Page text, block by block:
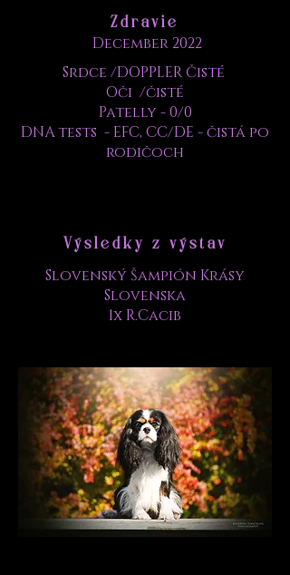
Zdravie
December 2022
Srdce /DOPPLER Čisté
Oči /čisté
Patelly - 0/0
DNA tests - EFC, CC/DE - čistá po
rodičoch
Výsledky z výstav
Slovenský Šampión Krásy
Slovenska
1x R.Cacib